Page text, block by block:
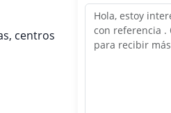
centros